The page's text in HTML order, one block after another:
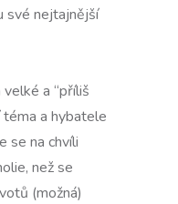
své nejtajnější
a “příliš
a hybatele
se na chvíli
než se
(možná)